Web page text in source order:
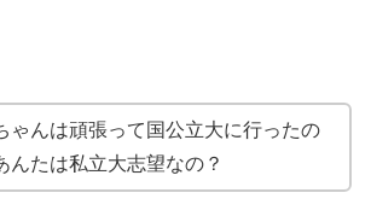
ゃんは頑張って国公立大に行ったの
んたは私立大志望なの？